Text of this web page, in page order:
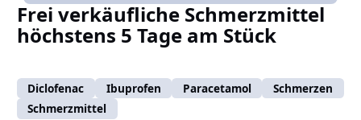
Frei verkäufliche Schmerzmittel
höchstens 5 Tage am Stück
Diclofenac Ibuprofen Paracetamol
Schmerzen
Schmerzmittel